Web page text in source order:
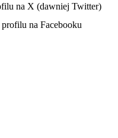
na X (dawniej Twitter)
karcie na Facebooku